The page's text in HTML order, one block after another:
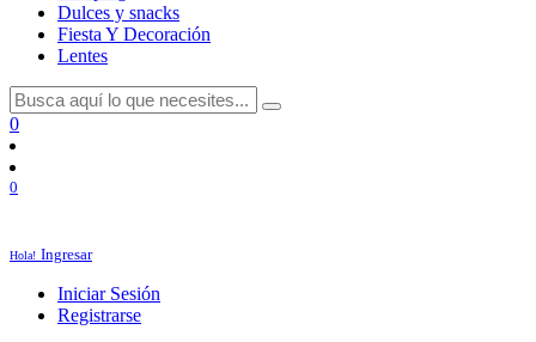
Dulces y snacks
Fiesta Y Decoración
Lentes
0
0
Hola! Ingresar
Iniciar Sesión
Registrarse